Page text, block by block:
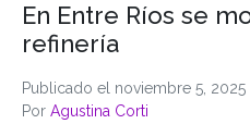
Publicado el noviembre 5, 2025
Por Agustina Corti
En Entre Ríos se
refinería